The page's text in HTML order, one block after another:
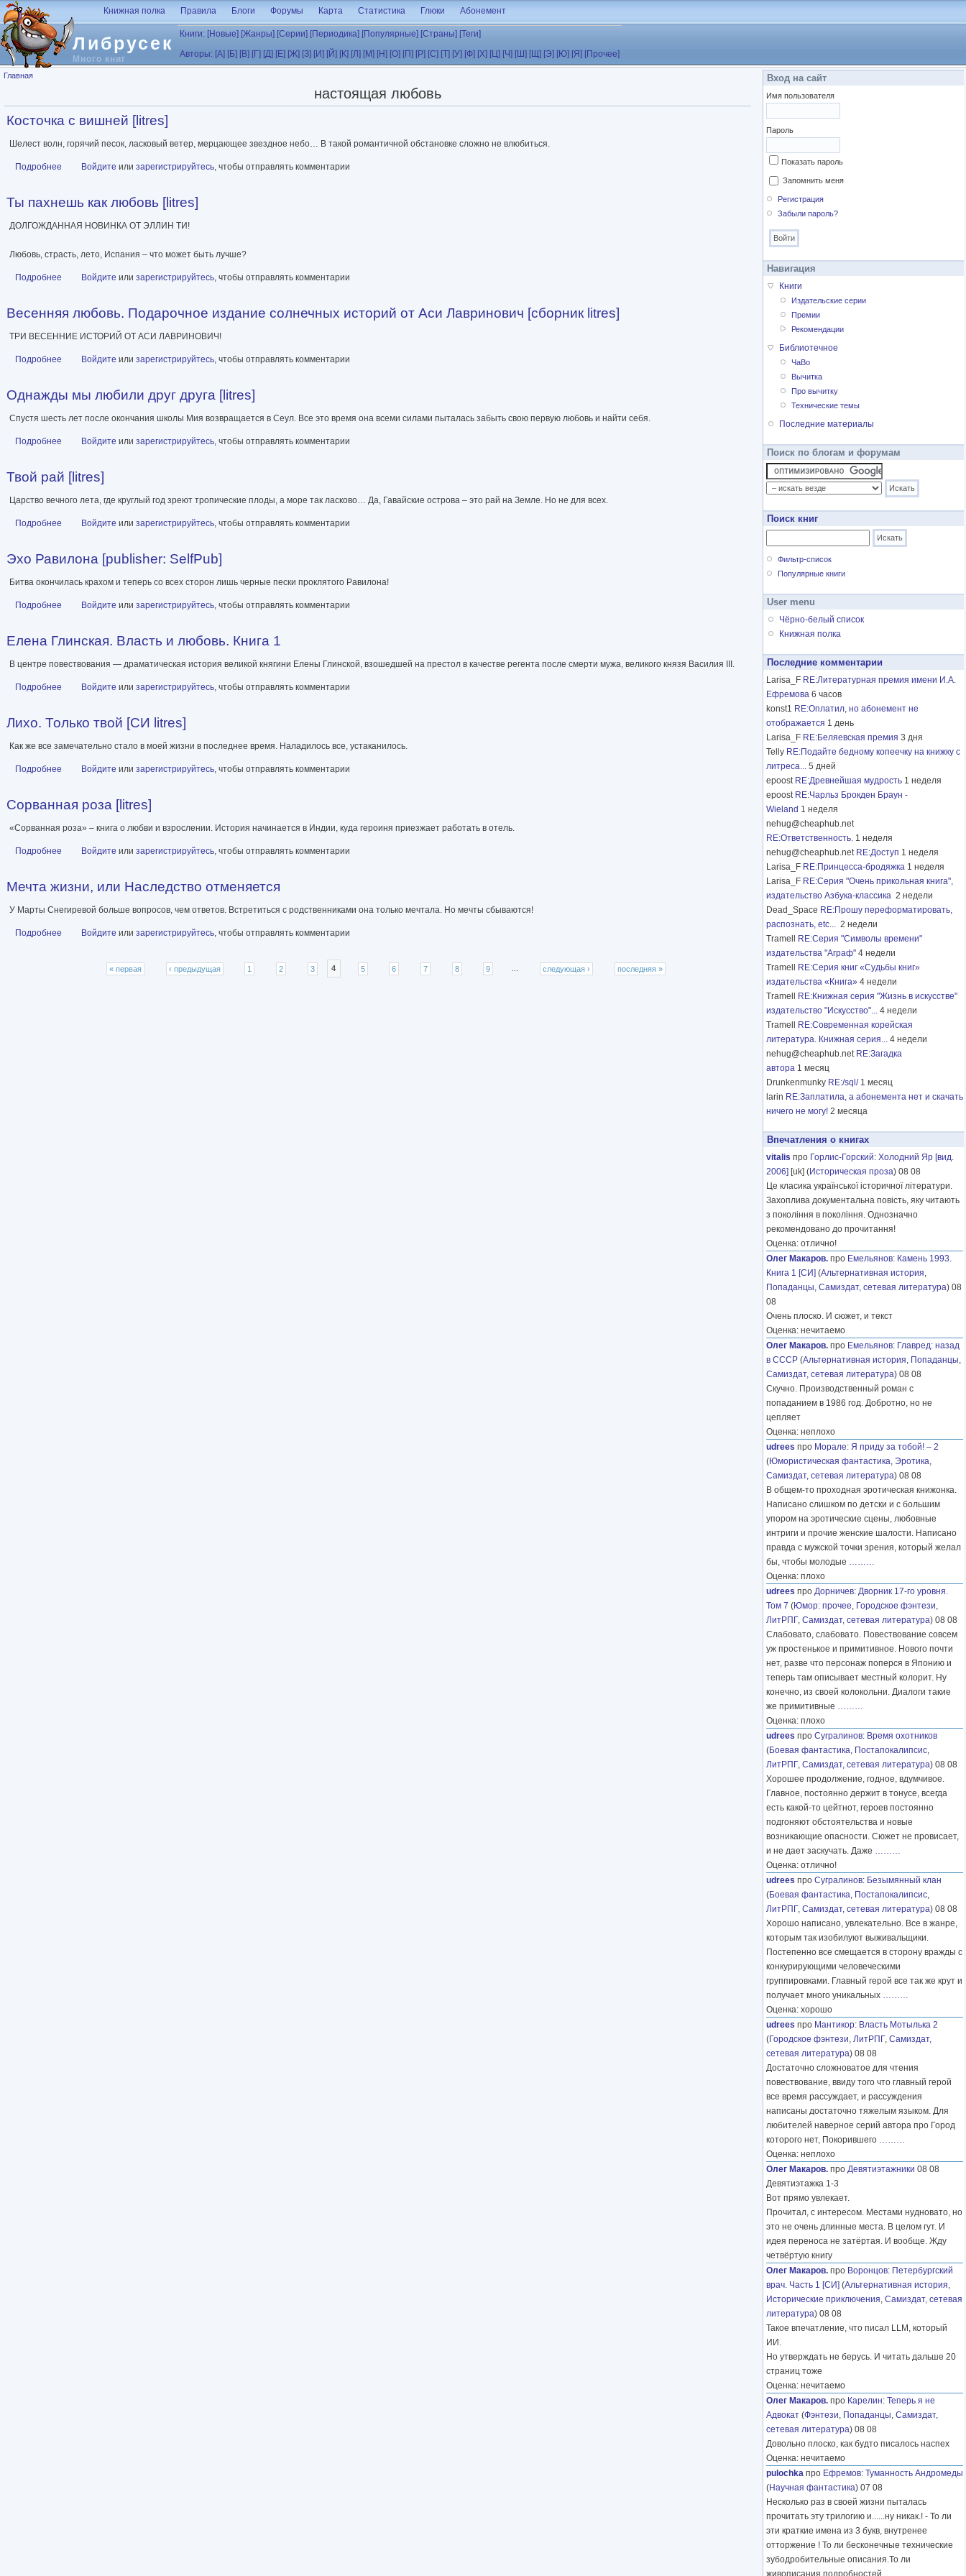
Перейти к основному содержанию
Либрусек
Много книг
Книжная полка Правила Блоги Форумы Карта Статистика Глюки Абонемент
Книги: [Новые] [Жанры] [Серии] [Периодика] [Популярные] [Страны] [Теги]
Авторы: [А] [Б] [В] [Г] [Д] [Е] [Ж] [З] [И] [Й] [К] [Л] [М] [Н] [О] [П] [Р] [С] [Т] [У] [Ф] [Х] [Ц] [Ч] [Ш] [Щ] [Э] [Ю] [Я] [Прочее]
Вы здесь
Главная
настоящая любовь
Косточка с вишней [litres]
Шелест волн, горячий песок, ласковый ветер, мерцающее звездное небо… В такой романтичной обстановке сложно не влюбиться.
Подробнее о Косточка с вишней [litres]
Войдите или зарегистрируйтесь, чтобы отправлять комментарии
Ты пахнешь как любовь [litres]
ДОЛГОЖДАННАЯ НОВИНКА ОТ ЭЛЛИН ТИ!
Любовь, страсть, лето, Испания – что может быть лучше?
Подробнее о Ты пахнешь как любовь [litres]
Войдите или зарегистрируйтесь, чтобы отправлять комментарии
Весенняя любовь. Подарочное издание солнечных историй от Аси Лавринович [сборник litres]
ТРИ ВЕСЕННИЕ ИСТОРИЙ ОТ АСИ ЛАВРИНОВИЧ!
Подробнее о Весенняя любовь. Подарочное издание солнечных историй от Аси Лавринович [сборник litres]
Войдите или зарегистрируйтесь, чтобы отправлять комментарии
Однажды мы любили друг друга [litres]
Спустя шесть лет после окончания школы Мия возвращается в Сеул. Все это время она всеми силами пыталась забыть свою первую любовь и найти себя.
Подробнее о Однажды мы любили друг друга [litres]
Войдите или зарегистрируйтесь, чтобы отправлять комментарии
Твой рай [litres]
Царство вечного лета, где круглый год зреют тропические плоды, а море так ласково… Да, Гавайские острова – это рай на Земле. Но не для всех.
Подробнее о Твой рай [litres]
Войдите или зарегистрируйтесь, чтобы отправлять комментарии
Эхо Равилона [publisher: SelfPub]
Битва окончилась крахом и теперь со всех сторон лишь черные пески проклятого Равилона!
Подробнее о Эхо Равилона [publisher: SelfPub]
Войдите или зарегистрируйтесь, чтобы отправлять комментарии
Елена Глинская. Власть и любовь. Книга 1
В центре повествования — драматическая история великой княгини Елены Глинской, взошедшей на престол в качестве регента после смерти мужа, великого князя Василия III.
Подробнее о Елена Глинская. Власть и любовь. Книга 1
Войдите или зарегистрируйтесь, чтобы отправлять комментарии
Лихо. Только твой [СИ litres]
Как же все замечательно стало в моей жизни в последнее время. Наладилось все, устаканилось.
Подробнее о Лихо. Только твой [СИ litres]
Войдите или зарегистрируйтесь, чтобы отправлять комментарии
Сорванная роза [litres]
«Сорванная роза» – книга о любви и взрослении. История начинается в Индии, куда героиня приезжает работать в отель.
Подробнее о Сорванная роза [litres]
Войдите или зарегистрируйтесь, чтобы отправлять комментарии
Мечта жизни, или Наследство отменяется
У Марты Снегиревой больше вопросов, чем ответов. Встретиться с родственниками она только мечтала. Но мечты сбываются!
Подробнее о Мечта жизни, или Наследство отменяется
Войдите или зарегистрируйтесь, чтобы отправлять комментарии
« первая ‹ предыдущая 1 2 3 4 5 6 7 8 9 … следующая › последняя »
Вход на сайт
Имя пользователя
Пароль
Показать пароль
Запомнить меня
Регистрация
Забыли пароль?
Навигация
Книги
Издательские серии
Премии
Рекомендации
Библиотечное
ЧаВо
Вычитка
Про вычитку
Технические темы
Последние материалы
Поиск по блогам и форумам
Поиск книг
Фильтр-список
Популярные книги
User menu
Чёрно-белый список
Книжная полка
Последние комментарии
Larisa_F RE:Литературная премия имени И.А.
Ефремова 6 часов
konst1 RE:Оплатил, но абонемент не
отображается 1 день
Larisa_F RE:Беляевская премия 3 дня
Telly RE:Подайте бедному копеечку на книжку с
литреса... 5 дней
epoost RE:Древнейшая мудрость 1 неделя
epoost RE:Чарльз Брокден Браун -
Wieland 1 неделя
nehug@cheaphub.net
RE:Ответственность. 1 неделя
nehug@cheaphub.net RE:Доступ 1 неделя
Larisa_F RE:Принцесса-бродяжка 1 неделя
Larisa_F RE:Серия "Очень прикольная книга",
издательство Азбука-классика 2 недели
Dead_Space RE:Прошу переформатировать,
распознать, etc... 2 недели
Tramell
RE:Серия "Символы времени"
издательства "Аграф" 4 недели
Tramell
RE:Серия книг «Судьбы книг»
издательства «Книга» 4 недели
Tramell
RE:Книжная серия "Жизнь в искусстве"
издательство "Искусство"... 4 недели
Tramell
RE:Современная корейская
литература. Книжная серия... 4 недели
nehug@cheaphub.net RE:Загадка
автора 1 месяц
Drunkenmunky RE:/sql/ 1 месяц
larin RE:Заплатила, а абонемента нет и скачать
ничего не могу! 2 месяца
Впечатления о книгах
vitalis про Горлис-Горский: Холодний Яр [вид.
2006] [uk] (Историческая проза) 08 08
Це класика української історичної літератури.
Захоплива документальна повість, яку читають
з покоління в покоління. Однозначно
рекомендовано до прочитання!
Оценка: отлично!
Олег Макаров. про Емельянов: Камень 1993.
Книга 1 [СИ] (Альтернативная история,
Попаданцы, Самиздат, сетевая литература) 08
08
Очень плоско. И сюжет, и текст
Оценка: нечитаемо
Олег Макаров. про Емельянов: Главред: назад
в СССР (Альтернативная история, Попаданцы,
Самиздат, сетевая литература) 08 08
Скучно. Производственный роман с
попаданием в 1986 год. Добротно, но не
цепляет
Оценка: неплохо
udrees про Морале: Я приду за тобой! – 2
(Юмористическая фантастика, Эротика,
Самиздат, сетевая литература) 08 08
В общем-то проходная эротическая книжонка.
Написано слишком по детски и с большим
упором на эротические сцены, любовные
интриги и прочие женские шалости. Написано
правда с мужской точки зрения, который желал
бы, чтобы молодые ………
Оценка: плохо
udrees про Дорничев: Дворник 17-го уровня.
Том 7 (Юмор: прочее, Городское фэнтези,
ЛитРПГ, Самиздат, сетевая литература) 08 08
Слабовато, слабовато. Повествование совсем
уж простенькое и примитивное. Нового почти
нет, разве что персонаж поперся в Японию и
теперь там описывает местный колорит. Ну
конечно, из своей колокольни. Диалоги такие
же примитивные ………
Оценка: плохо
udrees про Сугралинов: Время охотников
(Боевая фантастика, Постапокалипсис,
ЛитРПГ, Самиздат, сетевая литература) 08 08
Хорошее продолжение, годное, вдумчивое.
Главное, постоянно держит в тонусе, всегда
есть какой-то цейтнот, героев постоянно
подгоняют обстоятельства и новые
возникающие опасности. Сюжет не провисает,
и не дает заскучать. Даже ………
Оценка: отлично!
udrees про Сугралинов: Безымянный клан
(Боевая фантастика, Постапокалипсис,
ЛитРПГ, Самиздат, сетевая литература) 08 08
Хорошо написано, увлекательно. Все в жанре,
которым так изобилуют выживальщики.
Постепенно все смещается в сторону вражды с
конкурирующими человеческими
группировками. Главный герой все так же крут и
получает много уникальных ………
Оценка: хорошо
udrees про Мантикор: Власть Мотылька 2
(Городское фэнтези, ЛитРПГ, Самиздат,
сетевая литература) 08 08
Достаточно сложноватое для чтения
повествование, ввиду того что главный герой
все время рассуждает, и рассуждения
написаны достаточно тяжелым языком. Для
любителей наверное серий автора про Город
которого нет, Покорившего ………
Оценка: неплохо
Олег Макаров. про Девятиэтажники 08 08
Девятиэтажка 1-3
Вот прямо увлекает.
Прочитал, с интересом. Местами нудновато, но
это не очень длинные места. В целом гут. И
идея переноса не затёртая. И вообще. Жду
четвёртую книгу
Олег Макаров. про Воронцов: Петербургский
врач. Часть 1 [СИ] (Альтернативная история,
Исторические приключения, Самиздат, сетевая
литература) 08 08
Такое впечатление, что писал LLM, который
ИИ.
Но утверждать не берусь. И читать дальше 20
страниц тоже
Оценка: нечитаемо
Олег Макаров. про Карелин: Теперь я не
Адвокат (Фэнтези, Попаданцы, Самиздат,
сетевая литература) 08 08
Довольно плоско, как будто писалось наспех
Оценка: нечитаемо
pulochka про Ефремов: Туманность Андромеды
(Научная фантастика) 07 08
Несколько раз в своей жизни пыталась
прочитать эту трилогию и......ну никак.! - То ли
эти краткие имена из 3 букв, внутренее
отторжение ! То ли бесконечные технические
зубодробительные описания.То ли